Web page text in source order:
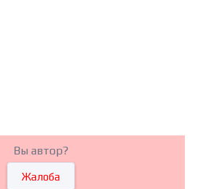
Вы автор?
Жалоба